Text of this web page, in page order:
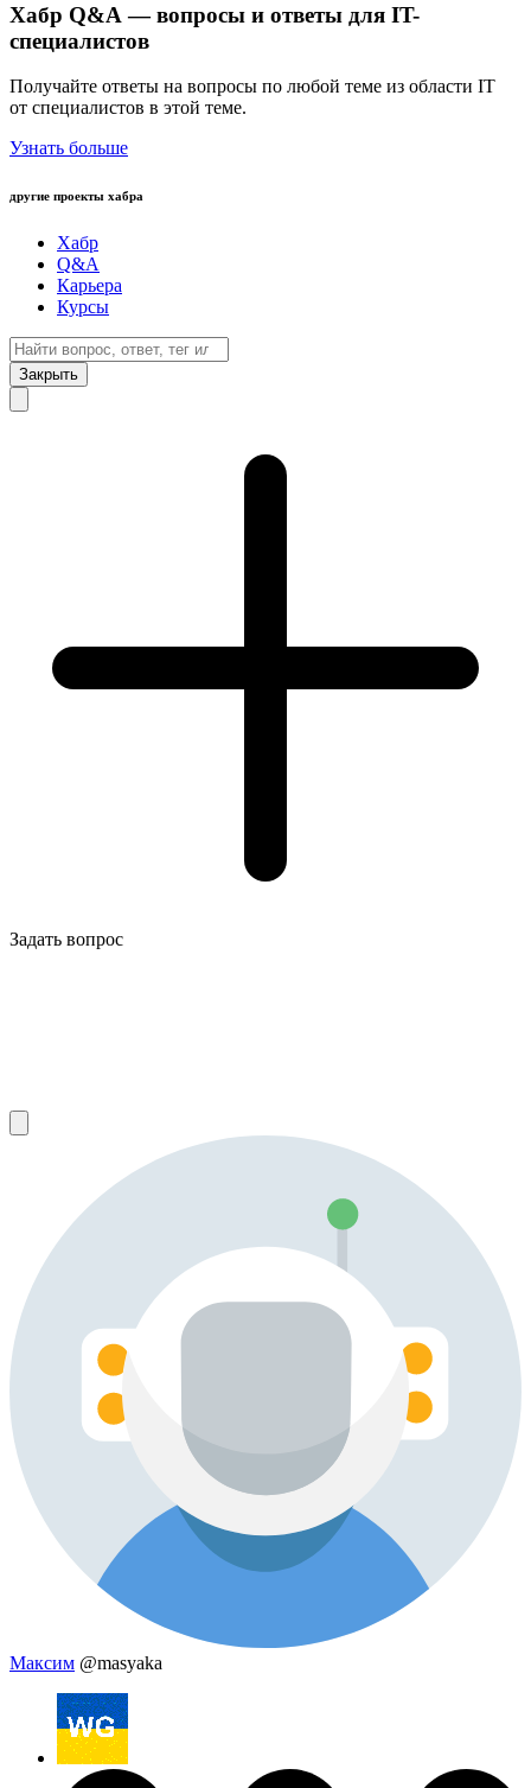
Хабр Q&A — вопросы и ответы для IT-
специалистов
Получайте ответы на вопросы по любой теме из области IT
от специалистов в этой теме.
Узнать больше
другие проекты хабра
Хабр
Q&A
Карьера
Курсы
Закрыть
Задать вопрос
Максим @masyaka